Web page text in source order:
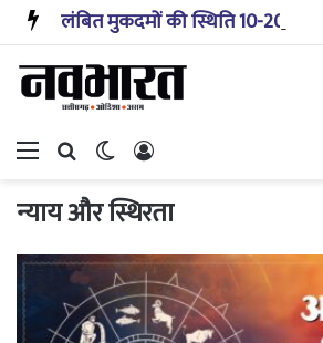
Menu Search forSwitch skin
न्याय और स्थिरता